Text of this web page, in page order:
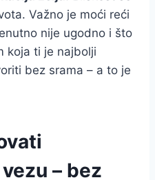
Važno je moći reći
nije ugodno i što
koja ti je najbolji
bez srama – a to je
– bez